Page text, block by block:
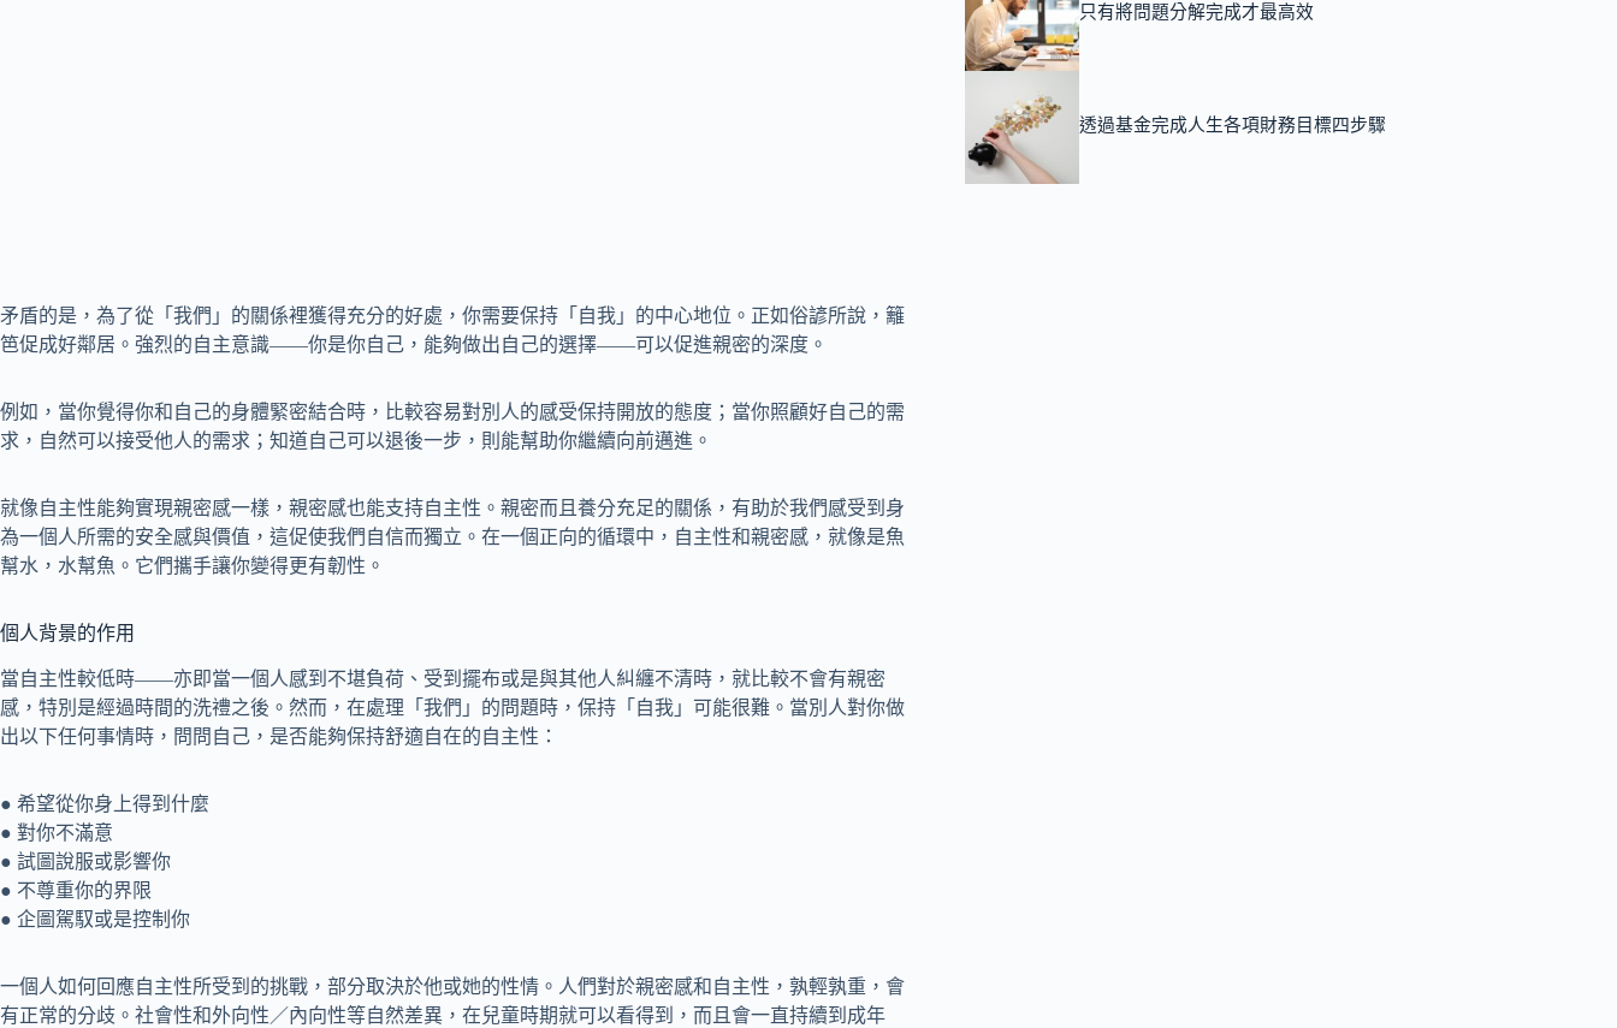
矛盾的是，為了從「我們」的關係裡獲得充分的好處，你需要保持「自我」的中心地位。正如俗諺所說，籬
笆促成好鄰居。強烈的自主意識——你是你自己，能夠做出自己的選擇——可以促進親密的深度。
例如，當你覺得你和自己的身體緊密結合時，比較容易對別人的感受保持開放的態度；當你照顧好自己的需
求，自然可以接受他人的需求；知道自己可以退後一步，則能幫助你繼續向前邁進。
就像自主性能夠實現親密感一樣，親密感也能支持自主性。親密而且養分充足的關係，有助於我們感受到身
為一個人所需的安全感與價值，這促使我們自信而獨立。在一個正向的循環中，自主性和親密感，就像是魚
幫水，水幫魚。它們攜手讓你變得更有韌性。
個人背景的作用
當自主性較低時——亦即當一個人感到不堪負荷、受到擺布或是與其他人糾纏不清時，就比較不會有親密
感，特別是經過時間的洗禮之後。然而，在處理「我們」的問題時，保持「自我」可能很難。當別人對你做
出以下任何事情時，問問自己，是否能夠保持舒適自在的自主性：
● 希望從你身上得到什麼
● 對你不滿意
● 試圖說服或影響你
● 不尊重你的界限
● 企圖駕馭或是控制你
一個人如何回應自主性所受到的挑戰，部分取決於他或她的性情。人們對於親密感和自主性，孰輕孰重，會
有正常的分歧。社會性和外向性／內向性等自然差異，在兒童時期就可以看得到，而且會一直持續到成年
只有將問題分解完成才最高效
透過基金完成人生各項財務目標四步驟